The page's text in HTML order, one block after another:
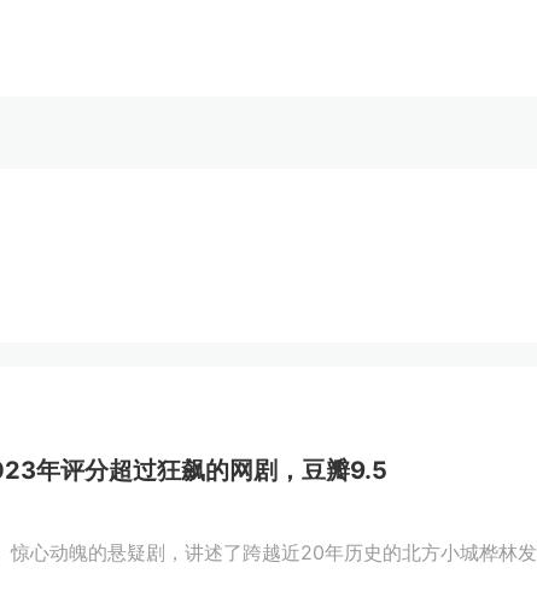
年评分超过狂飙的网剧，豆瓣9.5
惊心动魄的悬疑剧，讲述了跨越近20年历史的北方小城桦林发